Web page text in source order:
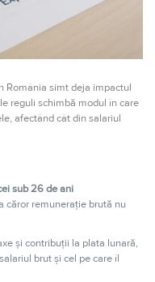
România simt deja impactul
reguli schimbă modul în care
afectând cât din salariul
sub 26 de ani
căror remunerație brută nu
și contribuții la plata lunară,
brut și cel pe care îl